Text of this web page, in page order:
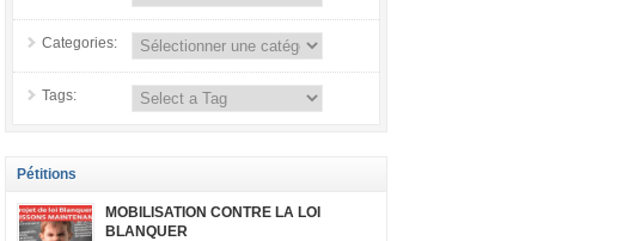
Categories:
Tags:
Pétitions
MOBILISATION CONTRE LA LOI
BLANQUER